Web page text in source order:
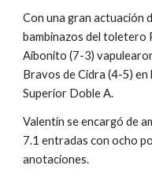
Con una gran actuación
bambinazos del toletero
Aibonito (7-3)
Bravos de Cidra (4-5) en
Superior Doble A.
Valentín se encargó de
7.1 entradas con ocho
anotaciones.